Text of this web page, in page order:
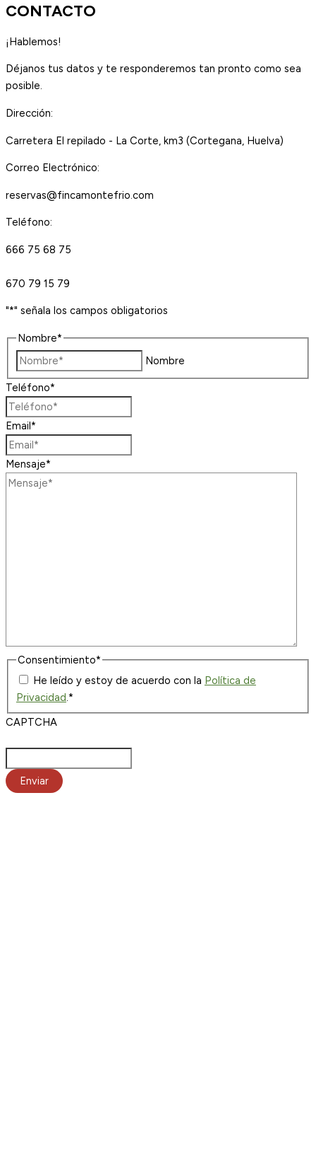
CONTACTO
¡Hablemos!
Déjanos tus datos y te responderemos tan pronto como sea
posible.
Dirección:
Carretera El repilado - La Corte, km3 (Cortegana, Huelva)
Correo Electrónico:
reservas@fincamontefrio.com
Teléfono:
666 75 68 75
670 79 15 79
"*" señala los campos obligatorios
Nombre*
Nombre
Teléfono*
Email*
Mensaje*
Consentimiento*
He leído y estoy de acuerdo con la Política de
Privacidad.*
CAPTCHA